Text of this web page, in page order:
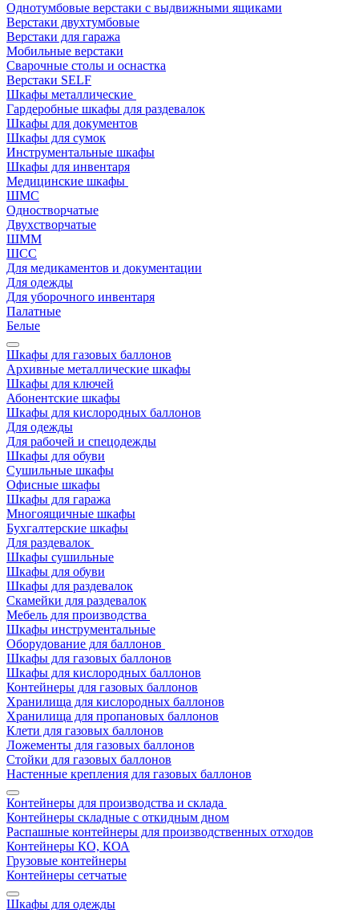
Однотумбовые верстаки с выдвижными ящиками
Верстаки двухтумбовые
Верстаки для гаража
Мобильные верстаки
Сварочные столы и оснастка
Верстаки SELF
Шкафы металлические
Гардеробные шкафы для раздевалок
Шкафы для документов
Шкафы для сумок
Инструментальные шкафы
Шкафы для инвентаря
Медицинские шкафы
ШМС
Одностворчатые
Двухстворчатые
ШММ
ШСС
Для медикаментов и документации
Для одежды
Для уборочного инвентаря
Палатные
Белые
Шкафы для газовых баллонов
Архивные металлические шкафы
Шкафы для ключей
Абонентские шкафы
Шкафы для кислородных баллонов
Для одежды
Для рабочей и спецодежды
Шкафы для обуви
Сушильные шкафы
Офисные шкафы
Шкафы для гаража
Многоящичные шкафы
Бухгалтерские шкафы
Для раздевалок
Шкафы сушильные
Шкафы для обуви
Шкафы для раздевалок
Скамейки для раздевалок
Мебель для производства
Шкафы инструментальные
Оборудование для баллонов
Шкафы для газовых баллонов
Шкафы для кислородных баллонов
Контейнеры для газовых баллонов
Хранилища для кислородных баллонов
Хранилища для пропановых баллонов
Клети для газовых баллонов
Ложементы для газовых баллонов
Стойки для газовых баллонов
Настенные крепления для газовых баллонов
Контейнеры для производства и склада
Контейнеры складные с откидным дном
Распашные контейнеры для производственных отходов
Контейнеры КО, КОА
Грузовые контейнеры
Контейнеры сетчатые
Шкафы для одежды